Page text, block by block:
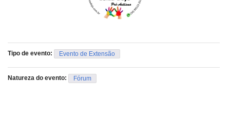
Tipo de evento: Evento de Extensão
Natureza do evento: Fórum